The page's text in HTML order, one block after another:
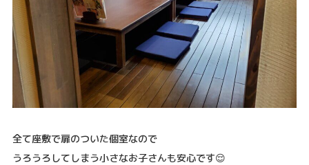
全て座敷で扉のついた個室なので
うろうろしてしまう小さなお子さんも安心です😌